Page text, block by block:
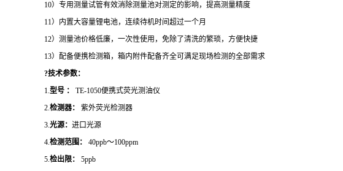
10）专用测量试管有效消除测量池对测定的影响，提高测量精度
11）内置大容量锂电池，连续待机时间超过一个月
12）测量池价格低廉，一次性使用，免除了清洗的繁琐，方便快捷
13）配备便携检测箱，箱内附件配备齐全可满足现场检测的全部需求
?技术参数：
1.型号 ：
TE-1050便携式荧光测油仪
2.检测器：
紫外荧光检测器
3.光源： 进口光源
4.检测范围：
40ppb～100ppm
5.检出限：
5ppb